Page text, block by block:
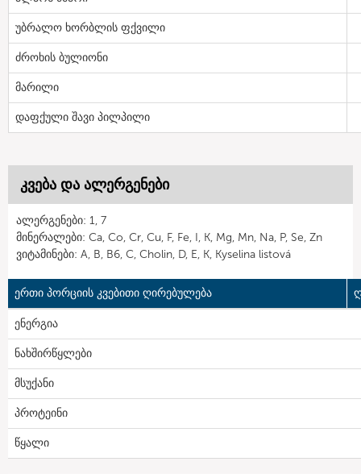
უბრალო ხორბლის ფქვილი
ძროხის ბულიონი
მარილი
დაფქული შავი პილპილი
კვება და ალერგენები
ალერგენები: 1, 7
მინერალები: Ca, Co, Cr, Cu, F, Fe, I, K, Mg, Mn, Na, P, Se, Zn
ვიტამინები: A, B, B6, C, Cholin, D, E, K, Kyselina listová
ერთი პორციის კვებითი ღირებულება
ენერგია
ნახშირწყლები
მსუქანი
პროტეინი
წყალი